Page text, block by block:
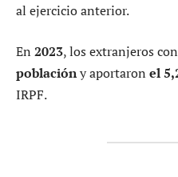
al ejercicio anterior.
En 2023, los extranjeros
poblacióny aportaron el
IRPF.